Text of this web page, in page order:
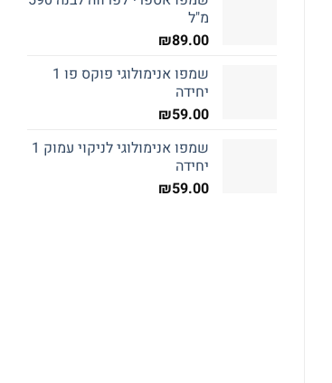
מ"ל
₪89.00
שמפו אנימולוגי פוקס פו 1
יחידה
₪59.00
שמפו אנימולוגי לניקוי עמוק 1
יחידה
₪59.00